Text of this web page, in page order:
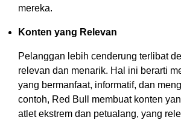
mereka.
Konten yang Relevan
Pelanggan lebih cenderung terlibat
relevan dan menarik. Hal ini berarti
yang bermanfaat, informatif, dan
contoh, Red Bull membuat konten
atlet ekstrem dan petualang, yang